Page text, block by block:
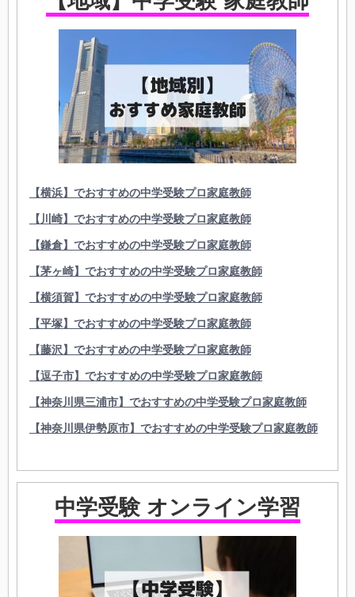
【横浜】でおすすめの中学受験プロ家庭教師
【川崎】でおすすめの中学受験プロ家庭教師
【鎌倉】でおすすめの中学受験プロ家庭教師
【茅ヶ崎】でおすすめの中学受験プロ家庭教師
【横須賀】でおすすめの中学受験プロ家庭教師
【平塚】でおすすめの中学受験プロ家庭教師
【藤沢】でおすすめの中学受験プロ家庭教師
【逗子市】でおすすめの中学受験プロ家庭教師
【神奈川県三浦市】でおすすめの中学受験プロ家庭教師
【神奈川県伊勢原市】でおすすめの中学受験プロ家庭教師
中学受験 オンライン学習